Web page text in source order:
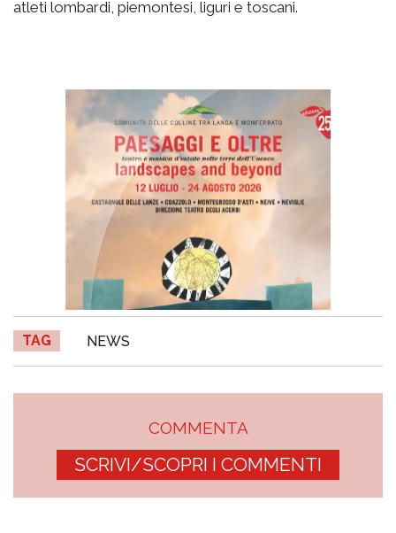
atleti lombardi, piemontesi, liguri e toscani.
TAG NEWS
COMMENTA
SCRIVI/SCOPRI I COMMENTI